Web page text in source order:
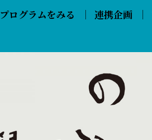
プログラムをみる 連携企画